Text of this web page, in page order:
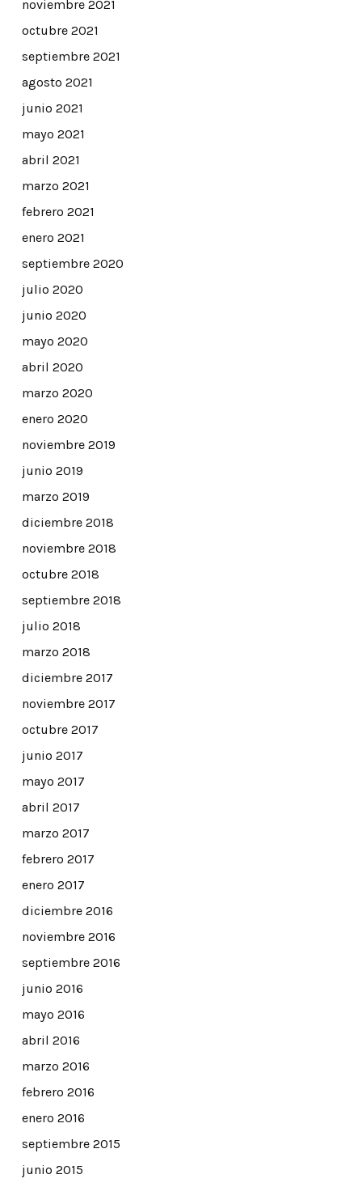
noviembre 2021
octubre 2021
septiembre 2021
agosto 2021
junio 2021
mayo 2021
abril 2021
marzo 2021
febrero 2021
enero 2021
septiembre 2020
julio 2020
junio 2020
mayo 2020
abril 2020
marzo 2020
enero 2020
noviembre 2019
junio 2019
marzo 2019
diciembre 2018
noviembre 2018
octubre 2018
septiembre 2018
julio 2018
marzo 2018
diciembre 2017
noviembre 2017
octubre 2017
junio 2017
mayo 2017
abril 2017
marzo 2017
febrero 2017
enero 2017
diciembre 2016
noviembre 2016
septiembre 2016
junio 2016
mayo 2016
abril 2016
marzo 2016
febrero 2016
enero 2016
septiembre 2015
junio 2015